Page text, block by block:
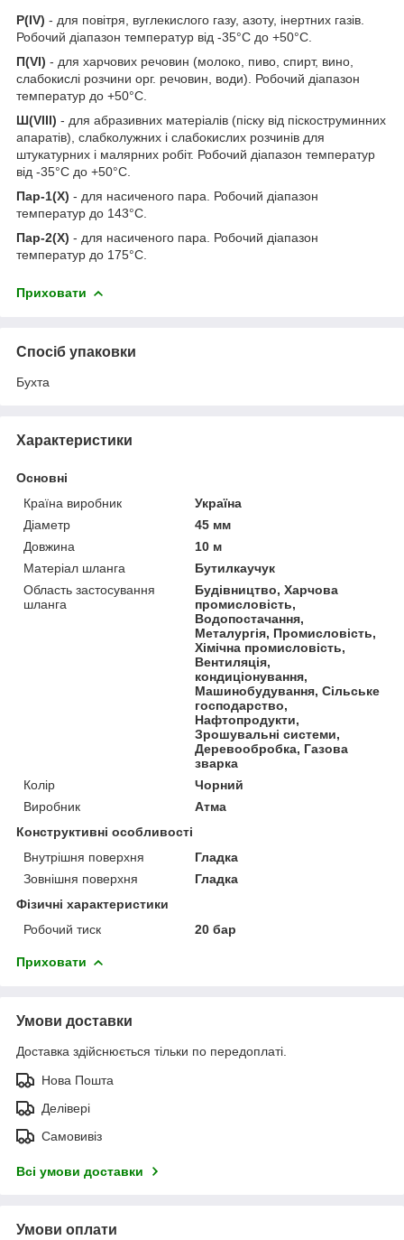
Р(IV) - для повітря, вуглекислого газу, азоту, інертних газів.
Робочий діапазон температур від -35°С до +50°С.
П(VI) - для харчових речовин (молоко, пиво, спирт, вино,
слабокислі розчини орг. речовин, води). Робочий діапазон
температур до +50°С.
Ш(VIII) - для абразивних матеріалів (піску від піскоструминних
апаратів), слабколужних і слабокислих розчинів для
штукатурних і малярних робіт. Робочий діапазон температур
від -35°С до +50°С.
Пар-1(Х) - для насиченого пара. Робочий діапазон
температур до 143°С.
Пар-2(Х) - для насиченого пара. Робочий діапазон
температур до 175°С.
Приховати
Спосіб упаковки
Бухта
Характеристики
Основні
Країна виробник
Україна
Діаметр
45 мм
Довжина
10 м
Матеріал шланга
Бутилкаучук
Область застосування
шланга
Будівництво, Харчова
промисловість,
Водопостачання,
Металургія, Промисловість,
Хімічна промисловість,
Вентиляція,
кондиціонування,
Машинобудування, Сільське
господарство,
Нафтопродукти,
Зрошувальні системи,
Деревообробка, Газова
зварка
Колір
Чорний
Виробник
Атма
Конструктивні особливості
Внутрішня поверхня
Гладка
Зовнішня поверхня
Гладка
Фізичні характеристики
Робочий тиск
20 бар
Приховати
Умови доставки
Доставка здійснюється тільки по передоплаті.
Нова Пошта
Делівері
Самовивіз
Всі умови доставки
Умови оплати